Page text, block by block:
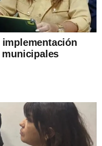
implementación
municipales